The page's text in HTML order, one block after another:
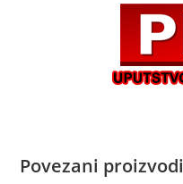
Povezani proizvodi